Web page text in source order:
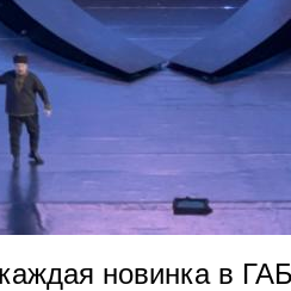
новинка в